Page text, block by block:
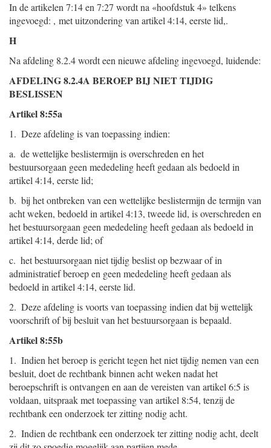
In de artikelen 7:14 en 7:27 wordt na «hoofdstuk 4» telkens
ingevoegd: , met uitzondering van artikel 4:14, eerste lid,.
H
Na afdeling 8.2.4 wordt een nieuwe afdeling ingevoegd, luidende:
AFDELING 8.2.4A BEROEP BIJ NIET TIJDIG
BESLISSEN
Artikel 8:55a
1. Deze afdeling is van toepassing indien:
a. de wettelijke beslistermijn is overschreden en het
bestuursorgaan geen mededeling heeft gedaan als bedoeld in
artikel 4:14, eerste lid;
b. bij het ontbreken van een wettelijke beslistermijn de termijn van
acht weken, bedoeld in artikel 4:13, tweede lid, is overschreden en
het bestuursorgaan geen mededeling heeft gedaan als bedoeld in
artikel 4:14, derde lid; of
c. het bestuursorgaan niet tijdig beslist op bezwaar of in
administratief beroep en geen mededeling heeft gedaan als
bedoeld in artikel 4:14, eerste lid.
2. Deze afdeling is voorts van toepassing indien dat bij wettelijk
voorschrift of bij besluit van het bestuursorgaan is bepaald.
Artikel 8:55b
1. Indien het beroep is gericht tegen het niet tijdig nemen van een
besluit, doet de rechtbank binnen acht weken nadat het
beroepschrift is ontvangen en aan de vereisten van artikel 6:5 is
voldaan, uitspraak met toepassing van artikel 8:54, tenzij de
rechtbank een onderzoek ter zitting nodig acht.
2. Indien de rechtbank een onderzoek ter zitting nodig acht, deelt